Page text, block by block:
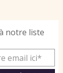
notre liste